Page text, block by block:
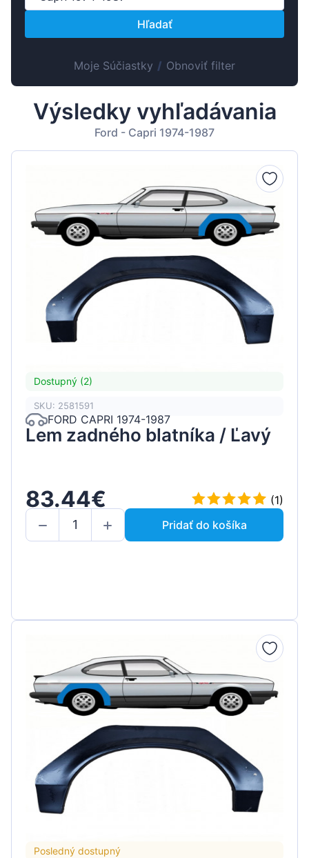
Magyar
Hrvatski
Slovenian
Hľadať
Moje Súčiastky / Obnoviť filter
Výsledky vyhľadávania
Ford - Capri 1974-1987
Dostupný (2)
SKU: 2581591
FORD CAPRI 1974-1987
Lem zadného blatníka / Ľavý
83.44€
(1)
Pridať do košíka
Posledný dostupný